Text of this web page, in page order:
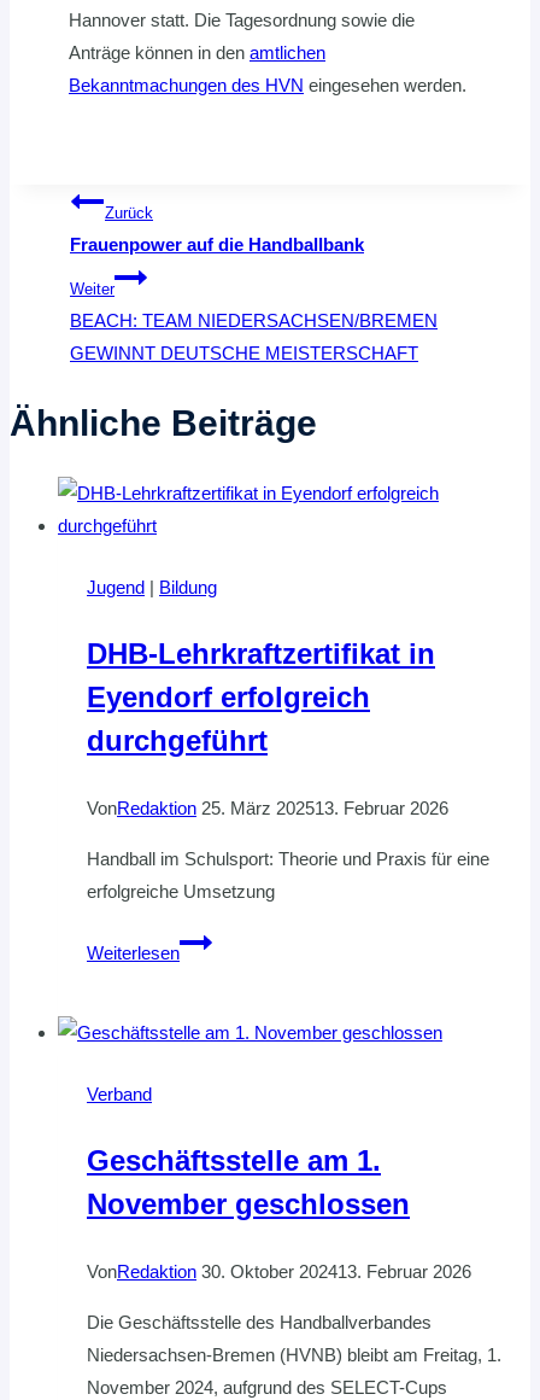
Hannover statt. Die Tagesordnung sowie die
Anträge können in den amtlichen
Bekanntmachungen des HVN eingesehen werden.
Beitragsnavigation
Zurück
Frauenpower auf die Handballbank
Weiter
BEACH: TEAM NIEDERSACHSEN/BREMEN
GEWINNT DEUTSCHE MEISTERSCHAFT
Ähnliche Beiträge
Jugend | Bildung
DHB-Lehrkraftzertifikat in
Eyendorf erfolgreich
durchgeführt
VonRedaktion 25. März 202513. Februar 2026
Handball im Schulsport: Theorie und Praxis für eine
erfolgreiche Umsetzung
Weiterlesen
DHB-
Eyendorf
Verband
Geschäftsstelle am 1.
November geschlossen
VonRedaktion 30. Oktober 202413. Februar 2026
Die Geschäftsstelle des Handballverbandes
Niedersachsen-Bremen (HVNB) bleibt am Freitag, 1.
November 2024, aufgrund des SELECT-Cups